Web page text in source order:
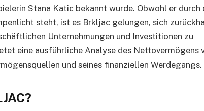
Stana Katic bekannt wurde. Obwohl er durch
steht, ist es Brkljac gelungen, sich
Unternehmungen und Investitionen zu
eine ausführliche Analyse des Nettovermögens
und seines finanziellen Werdegangs.